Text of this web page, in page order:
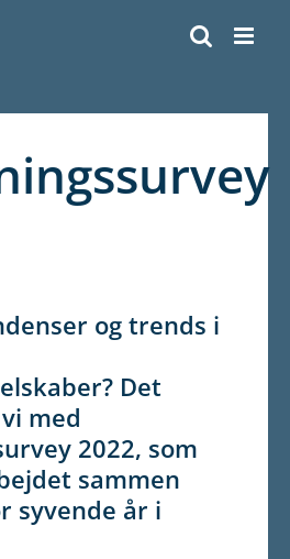
og trends i
Det
med
2022, som
sammen
syvende år i